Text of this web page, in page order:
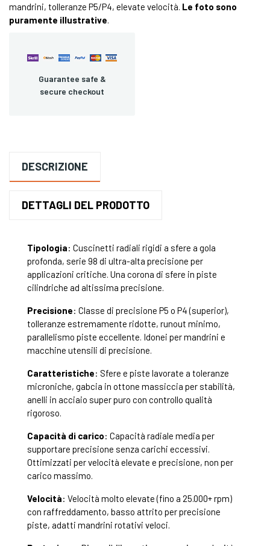
mandrini, tolleranze P5/P4, elevate velocità. Le foto sono
puramente illustrative.
Guarantee safe &
secure checkout
DESCRIZIONE
DETTAGLI DEL PRODOTTO
Tipologia: Cuscinetti radiali rigidi a sfere a gola
profonda, serie 98 di ultra-alta precisione per
applicazioni critiche. Una corona di sfere in piste
cilindriche ad altissima precisione.
Precisione: Classe di precisione P5 o P4 (superior),
tolleranze estremamente ridotte, runout minimo,
parallelismo piste eccellente. Idonei per mandrini e
macchine utensili di precisione.
Caratteristiche: Sfere e piste lavorate a toleranze
microniche, gabcia in ottone massiccia per stabilità,
anelli in acciaio super puro con controllo qualità
rigoroso.
Capacità di carico: Capacità radiale media per
supportare precisione senza carichi eccessivi.
Ottimizzati per velocità elevate e precisione, non per
carico massimo.
Velocità: Velocità molto elevate (fino a 25.000+ rpm)
con raffreddamento, basso attrito per precisione
piste, adatti mandrini rotativi veloci.